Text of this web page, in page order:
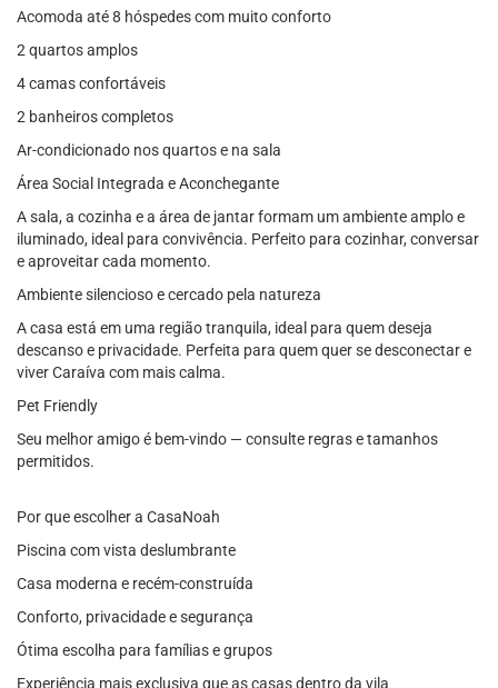
Acomoda até 8 hóspedes com muito conforto
2 quartos amplos
4 camas confortáveis
2 banheiros completos
Ar-condicionado nos quartos e na sala
Área Social Integrada e Aconchegante
A sala, a cozinha e a área de jantar formam um ambiente amplo e
iluminado, ideal para convivência. Perfeito para cozinhar, conversar
e aproveitar cada momento.
Ambiente silencioso e cercado pela natureza
A casa está em uma região tranquila, ideal para quem deseja
descanso e privacidade. Perfeita para quem quer se desconectar e
viver Caraíva com mais calma.
Pet Friendly
Seu melhor amigo é bem-vindo — consulte regras e tamanhos
permitidos.
Por que escolher a CasaNoah
Piscina com vista deslumbrante
Casa moderna e recém-construída
Conforto, privacidade e segurança
Ótima escolha para famílias e grupos
Experiência mais exclusiva que as casas dentro da vila